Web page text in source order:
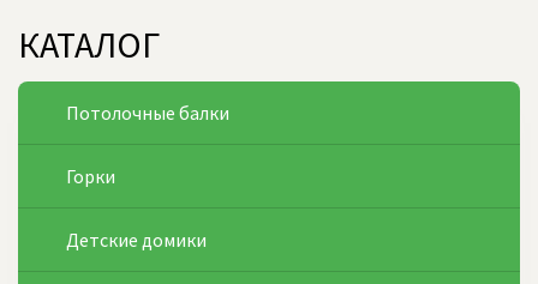
КАТАЛОГ
Потолочные балки
Горки
Детские домики